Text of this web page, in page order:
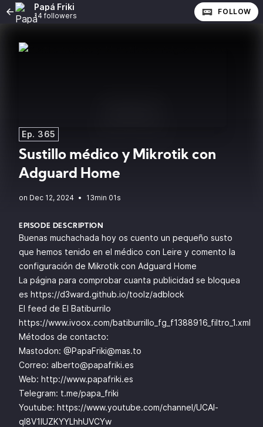
Papá Friki
14 followers FOLLOW
Ep. 365
Sustillo médico y Mikrotik con
Adguard Home
• 13min 01s
EPISODE DESCRIPTION
Buenas muchachada hoy os cuento un pequeño susto
que hemos tenido en el médico con Leire y comento la
configuración de Mikrotik con Adguard Home
La página para comprobar cuanta publicidad se bloquea
es https://d3ward.github.io/toolz/adblock
El feed de El Batiburrilo
https://www.ivoox.com/batiburrillo_fg_f1388916_filtro_1.xml
Métodos de contacto:
Mastodon: @PapaFriki@mas.to
Correo: alberto@papafriki.es
Web: http://www.papafriki.es
Telegram: t.me/papa_friki
Youtube: https://www.youtube.com/channel/UCAl-
ql8V1IUZKYYLhhUVCYw